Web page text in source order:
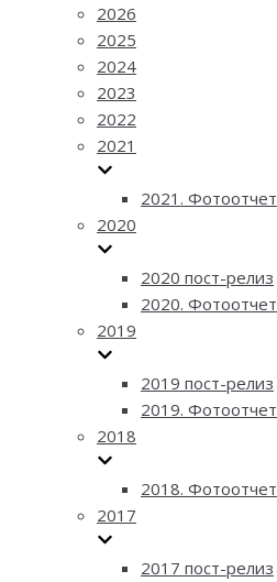
2026
2025
2024
2023
2022
2021
2021. Фотоотчет
2020
2020 пост-релиз
2020. Фотоотчет
2019
2019 пост-релиз
2019. Фотоотчет
2018
2018. Фотоотчет
2017
2017 пост-релиз